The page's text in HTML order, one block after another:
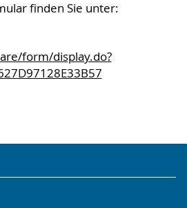
finden Sie unter:
form/display.do?